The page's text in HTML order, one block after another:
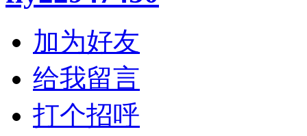
加为好友
给我留言
打个招呼